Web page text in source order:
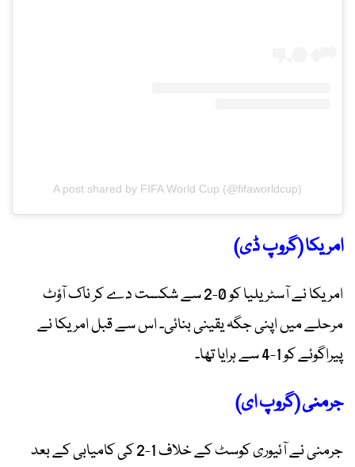
A post shared by FIFA World Cup (@fifaworldcup)
امریکا (گروپ ڈی)
امریکا نے آسٹریلیا کو 0-2 سے شکست دے کر ناک آؤٹ
مرحلے میں اپنی جگہ یقینی بنائی۔ اس سے قبل امریکا نے
پیراگوئے کو 1-4 سے ہرایا تھا۔
جرمنی (گروپ ای)
جرمنی نے آئیوری کوسٹ کے خلاف 1-2 کی کامیابی کے بعد